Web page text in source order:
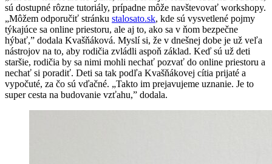
sú dostupné rôzne tutoriály, prípadne môže navštevovať workshopy.
„Môžem odporučiť stránku stalosato.sk, kde sú vysvetlené pojmy
týkajúce sa online priestoru, ale aj to, ako sa v ňom bezpečne
hýbať,” dodala Kvašňáková. Myslí si, že v dnešnej dobe je už veľa
nástrojov na to, aby rodičia zvládli aspoň základ. Keď sú už deti
staršie, rodičia by sa nimi mohli nechať pozvať do online priestoru a
nechať si poradiť. Deti sa tak podľa Kvašňákovej cítia prijaté a
vypočuté, za čo sú vďačné. „Takto im prejavujeme uznanie. Je to
super cesta na budovanie vzťahu,” dodala.